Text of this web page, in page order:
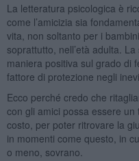
La letteratura psicologica è
come l’amicizia sia
vita, non soltanto per i
soprattutto, nell’età adulta.
maniera positiva sul grado di
fattore di protezione negli
Ecco perché credo che
con gli amici possa essere
costo, per poter ritrovare la
in momenti come questo, in
o meno, sovrano.